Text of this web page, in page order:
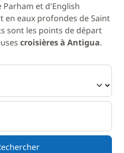
Parham et d'English
en eaux profondes de Saint
sont les points de départ
croisières à Antigua.